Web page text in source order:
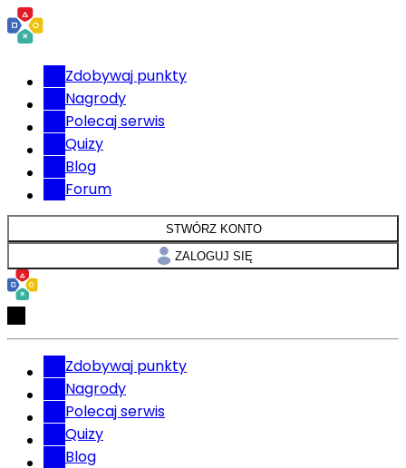
Zdobywaj punkty
Nagrody
Polecaj serwis
Quizy
Blog
Forum
STWÓRZ KONTO
ZALOGUJ SIĘ
Zdobywaj punkty
Nagrody
Polecaj serwis
Quizy
Blog